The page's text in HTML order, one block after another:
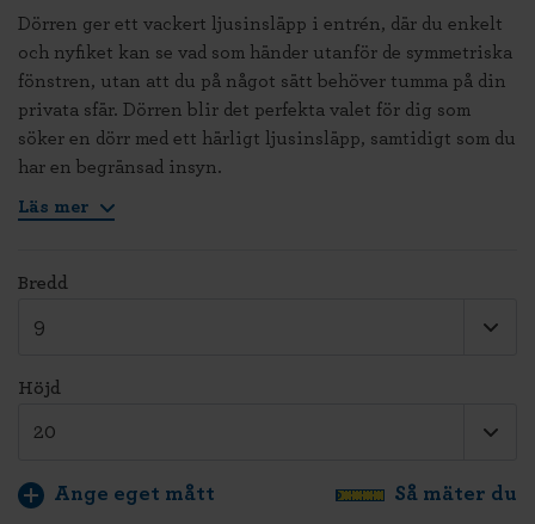
Dörren ger ett vackert ljusinsläpp i entrén, där du enkelt
och nyfiket kan se vad som händer utanför de symmetriska
fönstren, utan att du på något sätt behöver tumma på din
privata sfär. Dörren blir det perfekta valet för dig som
söker en dörr med ett härligt ljusinsläpp, samtidigt som du
har en begränsad insyn.
Läs mer
Bredd
Höjd
Ange eget mått Så mäter du